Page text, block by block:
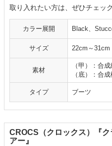
取り入れたい方は、ぜひチェッ
カラー展開 Black、
サイズ 22cm～31cm
素材
（甲）：合
（底）：合
タイプ ブーツ
CROCS（クロックス）『
アー』